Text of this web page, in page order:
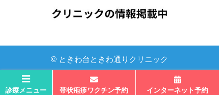
© ときわ台ときわ通りクリニック
診療メニュー 帯状疱疹ワクチン予約 インターネット予約